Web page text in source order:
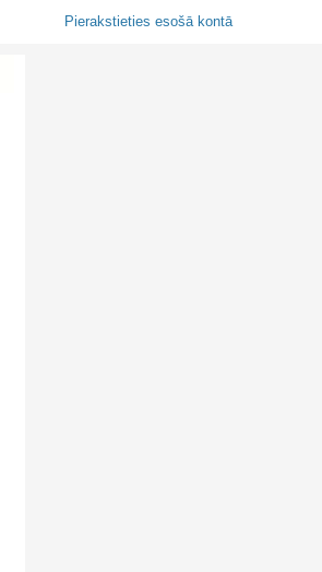
Pierakstieties esošā kontā